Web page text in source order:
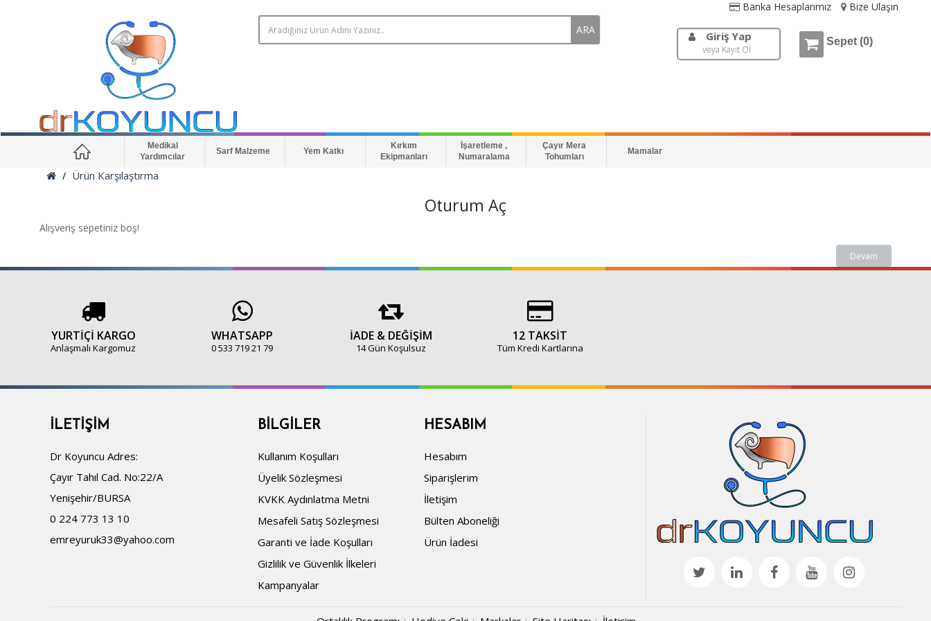
Banka Hesaplarımız
Bize Ulaşın
ARA
Giriş Yap
veya Kayıt Ol
Sepet (0)
Medikal
Yardımcılar
Sarf Malzeme Yem Katkı
Kırkım
Ekipmanları
İşaretleme ,
Numaralama
Çayır Mera
Tohumları
Mamalar
Ürün Karşılaştırma
Oturum Aç
Alışveriş sepetiniz boş!
Devam
YURTİÇİ KARGO
Anlaşmalı Kargomuz
WHATSAPP
0 533 719 21 79
İADE & DEĞİŞİM
14 Gün Koşulsuz
12 TAKSİT
Tüm Kredi Kartlarına
İLETIŞIM
Dr Koyuncu Adres:
Çayır Tahıl Cad. No:22/A
Yenişehir/BURSA
0 224 773 13 10
emreyuruk33@yahoo.com
BILGILER
Kullanım Koşulları
Üyelik Sözleşmesi
KVKK Aydınlatma Metni
Mesafeli Satış Sözleşmesi
Garanti ve İade Koşulları
Gizlilik ve Güvenlik İlkeleri
Kampanyalar
HESABIM
Hesabım
Siparişlerim
İletişim
Bülten Aboneliği
Ürün İadesi